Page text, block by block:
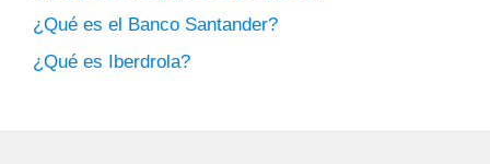
¿Qué es el Banco Santander?
¿Qué es Iberdrola?